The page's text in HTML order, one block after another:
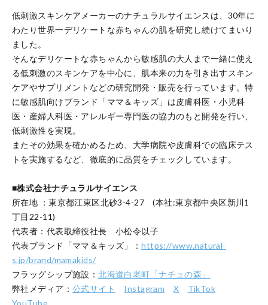
低刺激スキンケアメーカーのナチュラルサイエンスは、30年に
わたり世界一デリケートな赤ちゃんの肌を研究し続けてまいり
ました。
そんなデリケートな赤ちゃんから敏感肌の大人まで一緒に使え
る低刺激のスキンケアを中⼼に、肌本来の⼒を引き出すスキン
ケアやサプリメントなどの研究開発・販売を⾏っています。特
に敏感肌向けブランド「ママ＆キッズ」は⽪膚科医・⼩児科
医・産婦⼈科医・アレルギー専門医の協⼒のもと開発を⾏い、
低刺激性を実現。
またその効果を確かめるため、⼤学病院や⽪膚科での臨床テス
トを実施するなど、徹底的に品質をチェックしています。
■株式会社ナチュラルサイエンス
所在地 ：東京都江東区北砂3-4-27 (本社:東京都中央区新川1
丁目22-11)
代表者：代表取締役社長 小松令以子
代表ブランド「ママ＆キッズ」：https://www.natural-
s.jp/brand/mamakids/
フラッグシップ施設：北海道白老町「ナチュの森」
弊社メディア： 公式サイト Instagram X
TikTok
YouTube